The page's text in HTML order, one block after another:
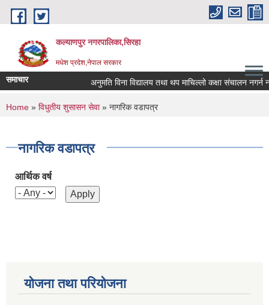
Skip to main content
कल्याणपुर नगरपालिका,सिरहा
मधेश प्रदेश,नेपाल सरकार
समाचार अनुमति विना विद्यालय तथा थप माचिल्लो कक्षा संचालन नगर्न
You are here
Home » विधुतीय शुसासन सेवा» नागरिक वडापत्र
नागरिक वडापत्र
आर्थिक वर्ष
योजना तथा परियोजना